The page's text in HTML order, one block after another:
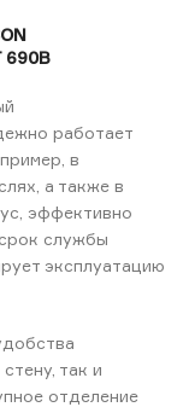
690В
работает
в
а также в
эффективно
службы
эксплуатацию
так и
отделение